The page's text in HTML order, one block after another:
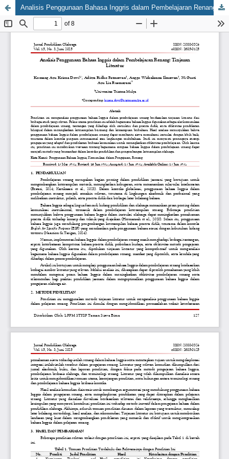
Analisis Penggunaan Bahasa Inggris dalam Pembelajaran Renang: Tinjauan Literatur